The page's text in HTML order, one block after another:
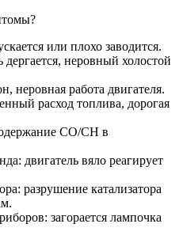
или плохо заводится.
дергается, неровный холостой
неровная работа двигателя.
расход топлива, дорогая
CO/CH в
двигатель вяло реагирует
разрушение катализатора
загорается лампочка